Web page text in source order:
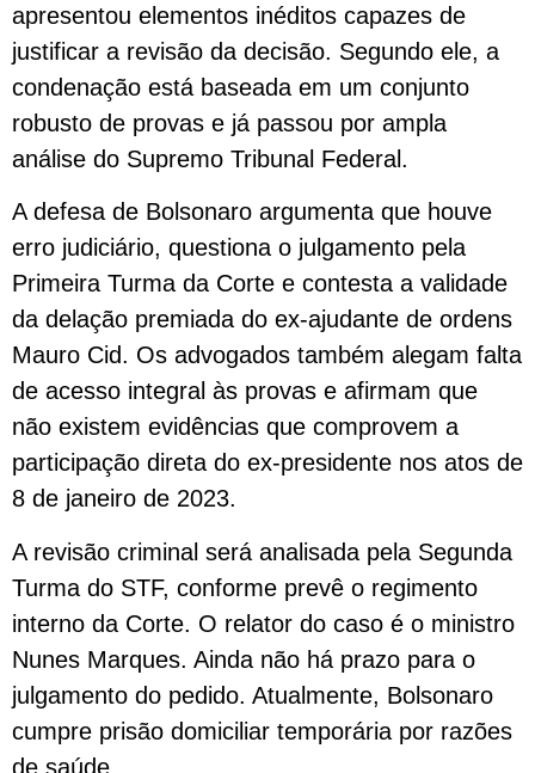
apresentou elementos inéditos capazes de
justificar a revisão da decisão. Segundo ele, a
condenação está baseada em um conjunto
robusto de provas e já passou por ampla
análise do Supremo Tribunal Federal.
A defesa de Bolsonaro argumenta que houve
erro judiciário, questiona o julgamento pela
Primeira Turma da Corte e contesta a validade
da delação premiada do ex-ajudante de ordens
Mauro Cid. Os advogados também alegam falta
de acesso integral às provas e afirmam que
não existem evidências que comprovem a
participação direta do ex-presidente nos atos de
8 de janeiro de 2023.
A revisão criminal será analisada pela Segunda
Turma do STF, conforme prevê o regimento
interno da Corte. O relator do caso é o ministro
Nunes Marques. Ainda não há prazo para o
julgamento do pedido. Atualmente, Bolsonaro
cumpre prisão domiciliar temporária por razões
de saúde.